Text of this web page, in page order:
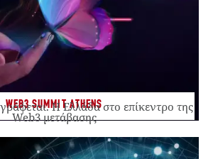
WEB3 SUMMIT ATHENS
Η Ελλάδα στο επίκεντρο της
Web3 μετάβασης